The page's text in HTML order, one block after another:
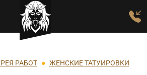
содержанию
РАБОТ ЖЕНСКИЕ ТАТУИРОВКИ